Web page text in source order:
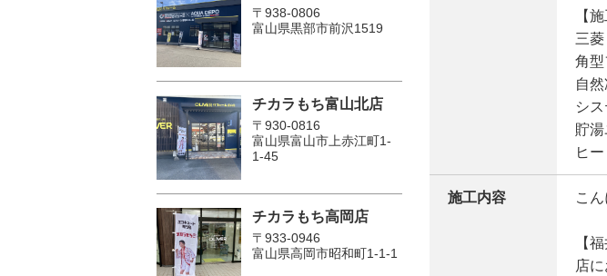
【
三菱
角
自
シ
貯
ヒ
施工内容 こ
【
店
〒938-0806
富山県黒部市前沢1519
チカラもち富山北店
〒930-0816
富山県富山市上赤江町1-
1-45
チカラもち高岡店
〒933-0946
富山県高岡市昭和町1-1-1